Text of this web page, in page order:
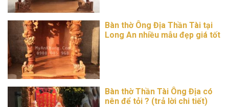
Bàn thờ Ông Địa Thần Tài tại
Long An nhiều mẫu đẹp giá tốt
Bàn thờ Thần Tài Ông Địa có
nên để tỏi ? (trả lời chi tiết)